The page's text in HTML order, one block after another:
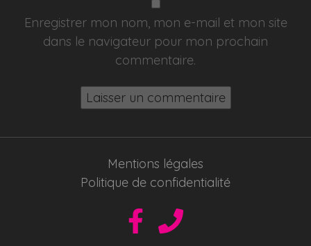
Enregistrer mon nom, mon e-mail et mon site
dans le navigateur pour mon prochain
commentaire.
Mentions légales
Politique de confidentialité